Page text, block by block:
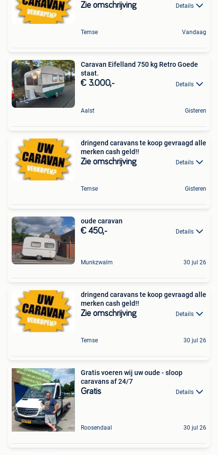
Zie omschrijving Details
Temse Vandaag
Caravan Eifelland 750 kg Retro Goede
staat.
€ 3.000,- Details
Aalst Gisteren
dringend caravans te koop gevraagd alle
merken cash geld!!
Zie omschrijving Details
Temse Gisteren
oude caravan
€ 450,- Details
Munkzwalm 30 jul 26
dringend caravans te koop gevraagd alle
merken cash geld!!
Zie omschrijving Details
Temse 30 jul 26
Gratis voeren wij uw oude - sloop
caravans af 24/7
Gratis Details
Roosendaal 30 jul 26